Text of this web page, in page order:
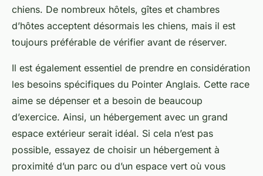
chiens. De nombreux hôtels, gîtes et chambres
d’hôtes acceptent désormais les chiens, mais il est
toujours préférable de vérifier avant de réserver.
Il est également essentiel de prendre en considération
les besoins spécifiques du Pointer Anglais. Cette race
aime se dépenser et a besoin de beaucoup
d’exercice. Ainsi, un hébergement avec un grand
espace extérieur serait idéal. Si cela n’est pas
possible, essayez de choisir un hébergement à
proximité d’un parc ou d’un espace vert où vous